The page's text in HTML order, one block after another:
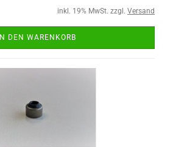
inkl. 19% MwSt. zzgl. Versand
IN DEN WARENKORB